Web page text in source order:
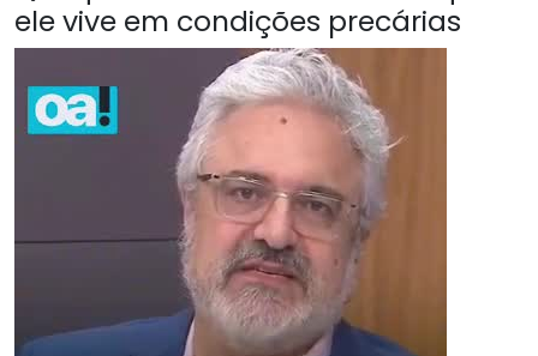
ele vive em condições precárias